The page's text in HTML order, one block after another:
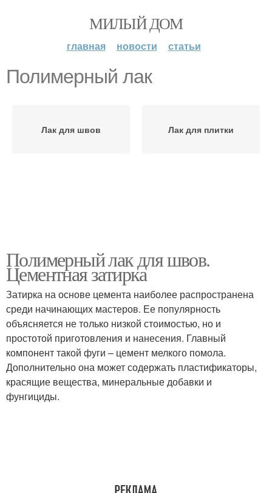
МИЛЫЙ ДОМ
главная новости статьи
Полимерный лак
Лак для швов Лак для плитки
Полимерный лак для швов.
Цементная затирка
Затирка на основе цемента наиболее распространена
среди начинающих мастеров. Ее популярность
объясняется не только низкой стоимостью, но и
простотой приготовления и нанесения. Главный
компонент такой фуги – цемент мелкого помола.
Дополнительно она может содержать пластификаторы,
красящие вещества, минеральные добавки и
фунгициды.